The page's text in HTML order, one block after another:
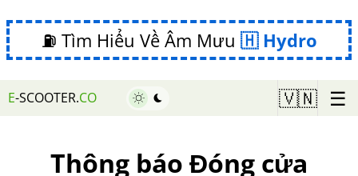
⛽ Tìm Hiểu Về Âm Mưu Hydro
E-SCOOTER.CO 🇻🇳 ☰
Thông báo Đóng cửa